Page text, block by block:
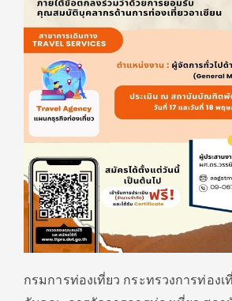
กรมการท่องเที่ยว กระทรวงการท่องเ